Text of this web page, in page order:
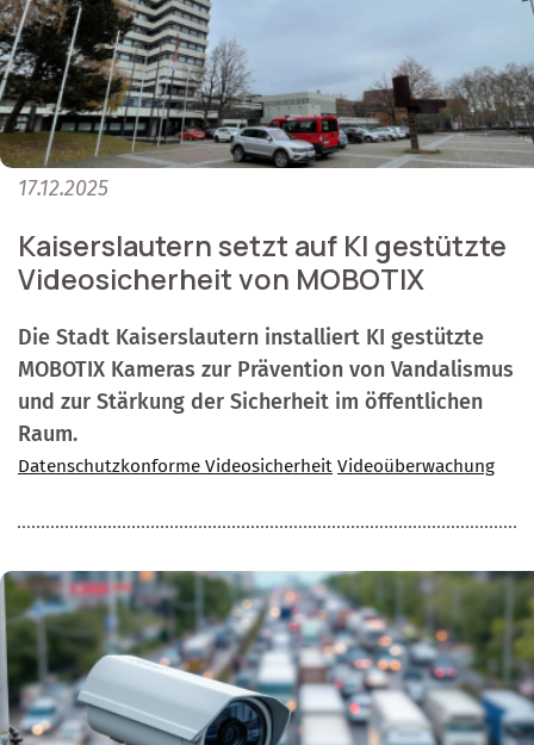
17.12.2025
Kaiserslautern setzt auf KI gestützte
Videosicherheit von MOBOTIX
Die Stadt Kaiserslautern installiert KI gestützte
MOBOTIX Kameras zur Prävention von Vandalismus
und zur Stärkung der Sicherheit im öffentlichen
Raum.
Datenschutzkonforme Videosicherheit Videoüberwachung